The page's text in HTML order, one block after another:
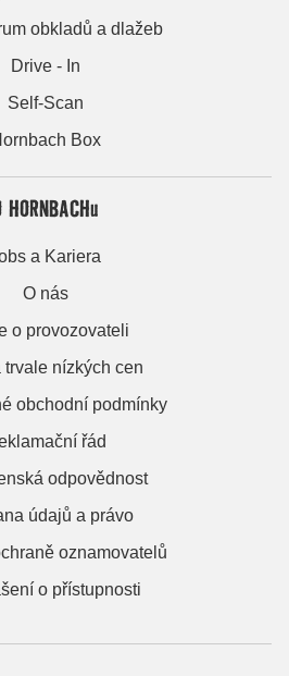
obkladů a dlažeb
Drive - In
Self-Scan
Box
HORNBACHu
a Kariera
O nás
o provozovateli
trvale nízkých cen
obchodní podmínky
řád
odpovědnost
údajů a právo
oznamovatelů
o přístupnosti